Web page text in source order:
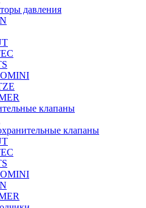
давления
клапаны
клапаны